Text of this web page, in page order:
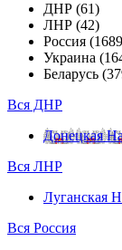
ДНР (61)
ЛНР (42)
Россия
Украина
Беларусь
Вся ДНР
Донецкая
Вся ЛНР
Луганская
Вся Россия